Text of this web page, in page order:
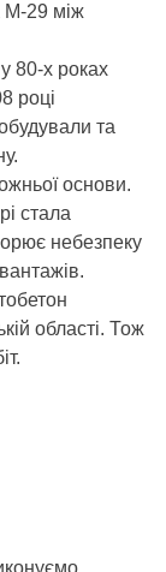
М-29 між
80-х роках
році
та
основи.
стала
небезпеку
області. Тож